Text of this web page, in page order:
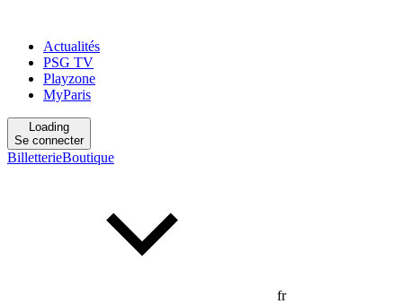
Actualités
PSG TV
Playzone
MyParis
Loading
Se connecter
BilletterieBoutique
fr